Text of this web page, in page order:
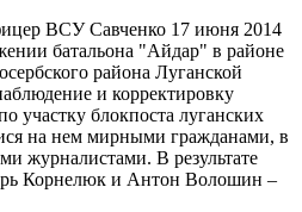
ВСУ Савченко 17 июня 2014
батальона "Айдар" в районе
района Луганской
и корректировку
участку блокпоста луганских
на нем мирными гражданами, в
журналистами. В результате
Корнелюк и Антон Волошин –